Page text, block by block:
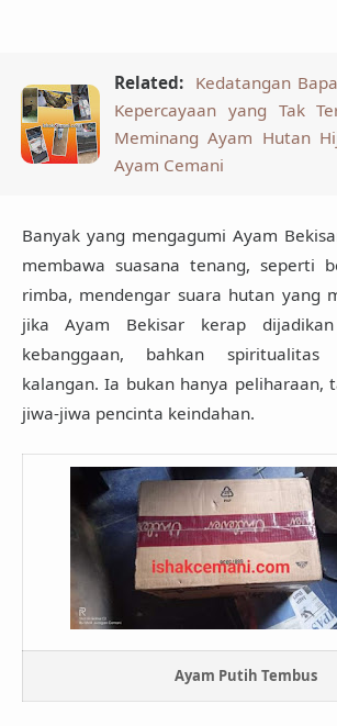
Related: Kedatangan
Kepercayaan yang Tak
Meminang Ayam Hutan
Ayam Cemani
Banyak yang mengagumi Ayam
membawa suasana tenang, seperti
rimba, mendengar suara hutan yang
jika Ayam Bekisar kerap
kebanggaan, bahkan
kalangan. Ia bukan hanya peliharaan,
jiwa-jiwa pencinta keindahan.
Ayam Putih Tembus